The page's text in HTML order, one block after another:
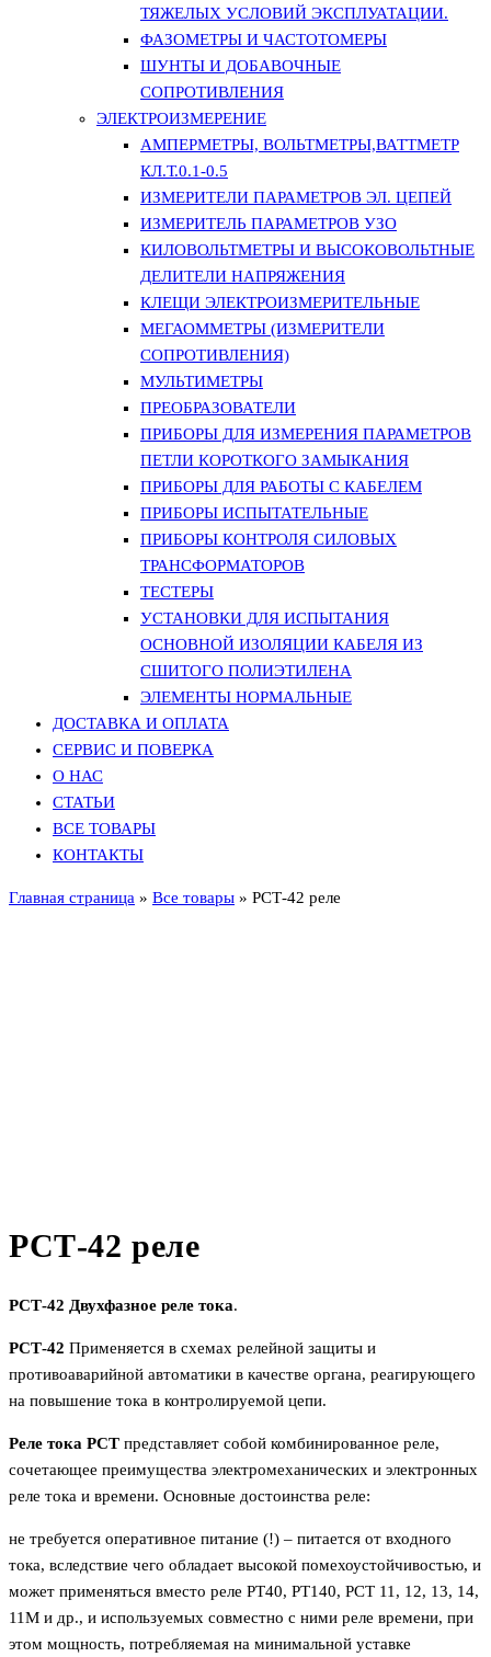
ТЯЖЕЛЫХ УСЛОВИЙ ЭКСПЛУАТАЦИИ.
ФАЗОМЕТРЫ И ЧАСТОТОМЕРЫ
ШУНТЫ И ДОБАВОЧНЫЕ
СОПРОТИВЛЕНИЯ
ЭЛЕКТРОИЗМЕРЕНИЕ
АМПЕРМЕТРЫ, ВОЛЬТМЕТРЫ,ВАТТМЕТР
КЛ.Т.0.1-0.5
ИЗМЕРИТЕЛИ ПАРАМЕТРОВ ЭЛ. ЦЕПЕЙ
ИЗМЕРИТЕЛЬ ПАРАМЕТРОВ УЗО
КИЛОВОЛЬТМЕТРЫ И ВЫСОКОВОЛЬТНЫЕ
ДЕЛИТЕЛИ НАПРЯЖЕНИЯ
КЛЕЩИ ЭЛЕКТРОИЗМЕРИТЕЛЬНЫЕ
МЕГАОММЕТРЫ (ИЗМЕРИТЕЛИ
СОПРОТИВЛЕНИЯ)
МУЛЬТИМЕТРЫ
ПРЕОБРАЗОВАТЕЛИ
ПРИБОРЫ ДЛЯ ИЗМЕРЕНИЯ ПАРАМЕТРОВ
ПЕТЛИ КОРОТКОГО ЗАМЫКАНИЯ
ПРИБОРЫ ДЛЯ РАБОТЫ С КАБЕЛЕМ
ПРИБОРЫ ИСПЫТАТЕЛЬНЫЕ
ПРИБОРЫ КОНТРОЛЯ СИЛОВЫХ
ТРАНСФОРМАТОРОВ
ТЕСТЕРЫ
УСТАНОВКИ ДЛЯ ИСПЫТАНИЯ
ОСНОВНОЙ ИЗОЛЯЦИИ КАБЕЛЯ ИЗ
СШИТОГО ПОЛИЭТИЛЕНА
ЭЛЕМЕНТЫ НОРМАЛЬНЫЕ
ДОСТАВКА И ОПЛАТА
СЕРВИС И ПОВЕРКА
О НАС
СТАТЬИ
ВСЕ ТОВАРЫ
КОНТАКТЫ
Главная страница » Все товары » РСТ-42 реле
РСТ-42 реле
РСТ-42 Двухфазное реле тока.
РСТ-42 Применяется в схемах релейной защиты и
противоаварийной автоматики в качестве органа, реагирующего
на повышение тока в контролируемой цепи.
Реле тока РСТ представляет собой комбинированное реле,
сочетающее преимущества электромеханических и электронных
реле тока и времени. Основные достоинства реле:
не требуется оперативное питание (!) – питается от входного
тока, вследствие чего обладает высокой помехоустойчивостью, и
может применяться вместо реле РТ40, РТ140, РСТ 11, 12, 13, 14,
11М и др., и используемых совместно с ними реле времени, при
этом мощность, потребляемая на минимальной уставке